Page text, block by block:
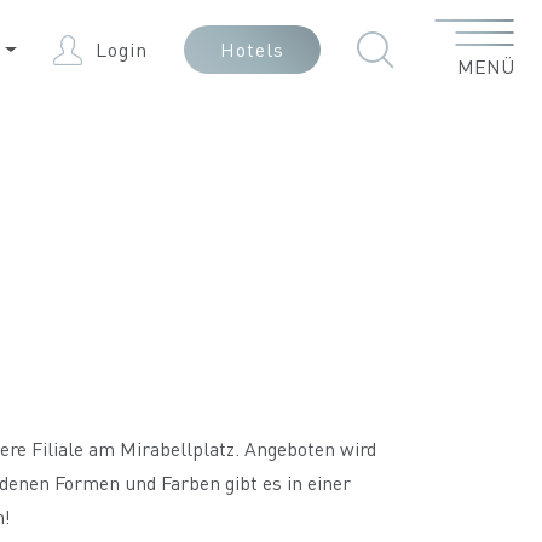
Login Hotels
Menü
MENÜ
Filiale am Mirabellplatz. Angeboten wird
Formen und Farben gibt es in einer